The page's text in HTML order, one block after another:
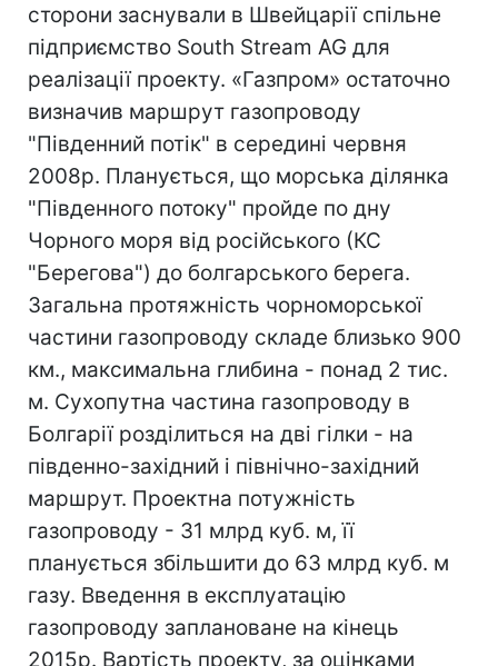
сторони заснували в Швейцарії спільне
підприємство South Stream AG для
реалізації проекту. «Газпром» остаточно
визначив маршрут газопроводу
"Південний потік" в середині червня
2008р. Планується, що морська ділянка
"Південного потоку" пройде по дну
Чорного моря від російського (КС
"Берегова") до болгарського берега.
Загальна протяжність чорноморської
частини газопроводу складе близько 900
км., максимальна глибина - понад 2 тис.
м. Сухопутна частина газопроводу в
Болгарії розділиться на дві гілки - на
південно-західний і північно-західний
маршрут. Проектна потужність
газопроводу - 31 млрд куб. м, її
планується збільшити до 63 млрд куб. м
газу. Введення в експлуатацію
газопроводу заплановане на кінець
2015р. Вартість проекту, за оцінками